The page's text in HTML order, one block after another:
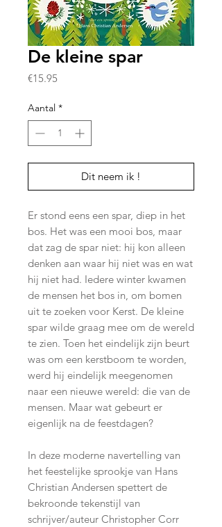
De kleine spar
€15.95
Aantal *
Dit neem ik !
Er stond eens een spar, diep in het
bos. Het was een mooi bos, maar
dat zag de spar niet: hij kon alleen
denken aan waar hij niet was en wat
hij niet had. Iedere winter kwamen
de mensen het bos in, om bomen
uit te zoeken voor Kerst. De kleine
spar wilde graag mee om de wereld
te zien. Toen het eindelijk zijn beurt
was om een kerstboom te worden,
werd hij eindelijk meegenomen
naar een nieuwe wereld: die van de
mensen. Maar wat gebeurt er
eigenlijk na de feestdagen?
In deze moderne navertelling van
het feestelijke sprookje van Hans
Christian Andersen spettert de
bekroonde tekenstijl van
schrijver/auteur Christopher Corr